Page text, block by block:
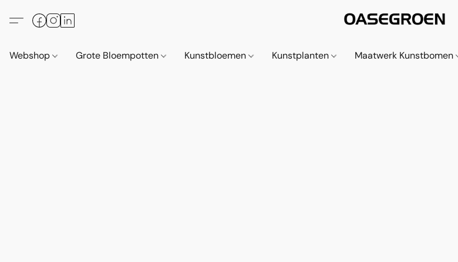
Webshop Grote Bloempotten Kunstbloemen Kunstplanten Maatwerk Kunstbomen